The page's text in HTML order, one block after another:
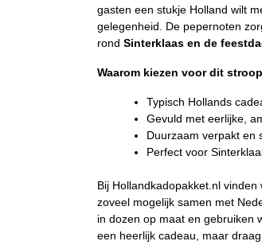
gasten een stukje Holland wilt
gelegenheid. De pepernoten
rond Sinterklaas en de
Waarom kiezen voor dit
Typisch Hollands
Gevuld met eerlijke,
Duurzaam verpakt en
Perfect voor
Bij Hollandkadopakket.nl
zoveel mogelijk samen met
in dozen op maat en gebruiken
een heerlijk cadeau, maar